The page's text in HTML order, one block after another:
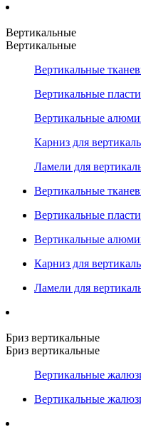
Вертикальные
Вертикальные
Вертикальные
Вертикальные
Вертикальные
Карниз для
Ламели для
Вертикальные
Вертикальные
Вертикальные
Карниз для
Ламели для
Бриз вертикальные
Бриз вертикальные
Вертикальные
Вертикальные